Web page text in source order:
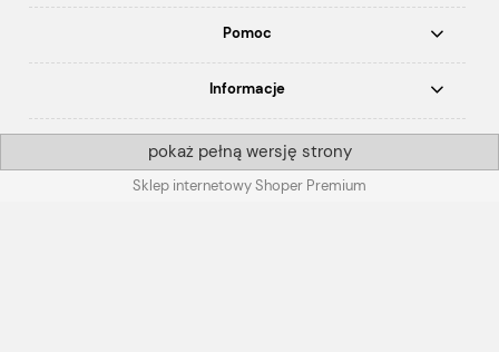
Pomoc
Informacje
pokaż pełną wersję strony
Sklep internetowy Shoper Premium